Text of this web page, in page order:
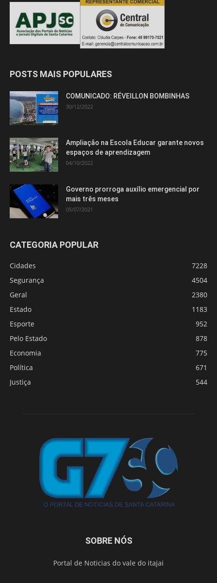
POSTS MAIS POPULARES
COMUNICADO: RÉVEILLON BOMBINHAS
30/12/2022
Ampliação na Escola Educar garante novos
espaços de aprendizagem
04/10/2022
Governo prorroga auxílio emergencial por
mais três meses
05/07/2021
CATEGORIA POPULAR
Cidades
7228
Segurança
4504
Geral
2380
Estado
1183
Esporte
952
Pelo Estado
878
Economia
775
Política
671
Justiça
544
SOBRE NÓS
Portal de Noticias do vale do itajai